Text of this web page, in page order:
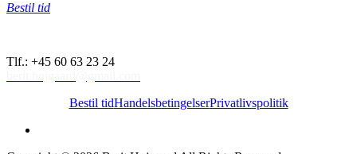
Bestil tid
Tlf.: +45 60 63 23 24
Bestil tidHandelsbetingelserPrivatlivspolitik